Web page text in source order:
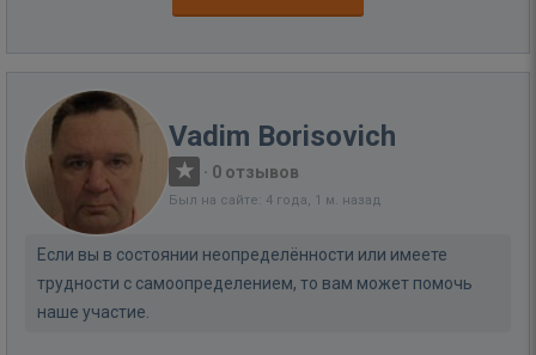
Vadim Borisovich
· 0 отзывов
Был на сайте: 4 года, 1 м. назад
Если вы в состоянии неопределённости или имеете
трудности с самоопределением, то вам может помочь
наше участие.